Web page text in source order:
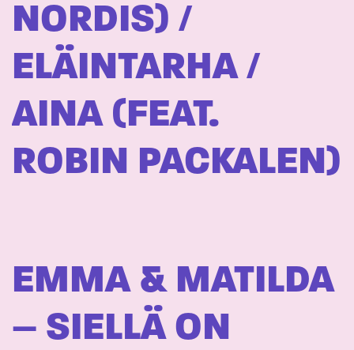
NORDIS) /
ELÄINTARHA /
AINA (FEAT.
ROBIN PACKALEN)
EMMA & MATILDA
– SIELLÄ ON